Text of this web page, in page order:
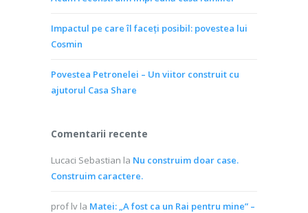
Impactul pe care îl faceți posibil: povestea lui
Cosmin
Povestea Petronelei – Un viitor construit cu
ajutorul Casa Share
Comentarii recente
Lucaci Sebastian la Nu construim doar case.
Construim caractere.
prof lv la Matei: „A fost ca un Rai pentru mine” –